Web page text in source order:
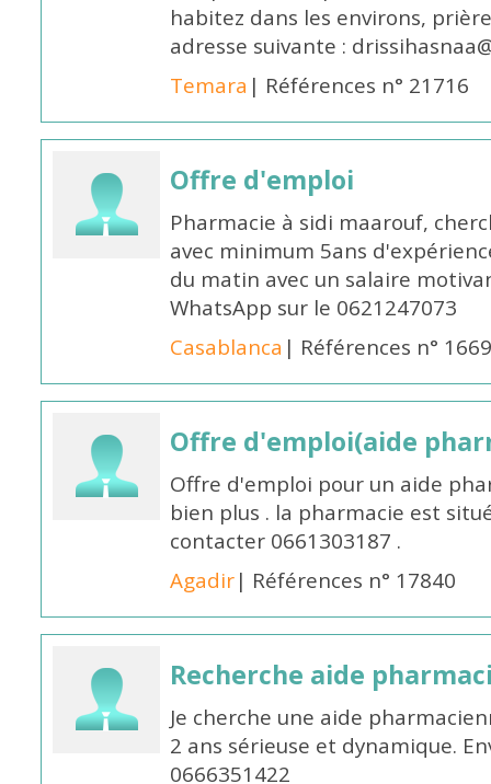
habitez dans les environs,
adresse suivante :
Temara | Références n° 21716
Offre d'emploi
Pharmacie à sidi maarouf,
avec minimum 5ans
du matin avec un salaire
WhatsApp sur le 0621247073
Casablanca | Références n°
Offre d'emploi(aide
Offre d'emploi pour un aide
bien plus . la pharmacie est
contacter 0661303187 .
Agadir| Références n° 17840
Recherche aide
Je cherche une aide
2 ans sérieuse et dynamique.
0666351422